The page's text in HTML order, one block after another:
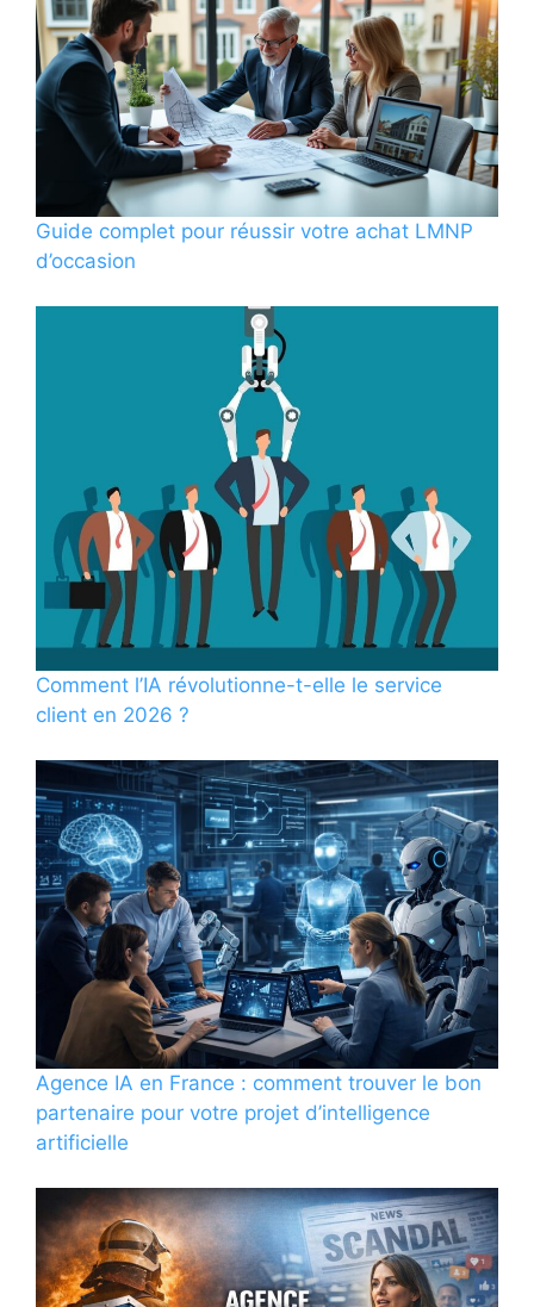
Guide complet pour réussir votre achat LMNP
d’occasion
Comment l’IA révolutionne-t-elle le service
client en 2026 ?
Agence IA en France : comment trouver le bon
partenaire pour votre projet d’intelligence
artificielle